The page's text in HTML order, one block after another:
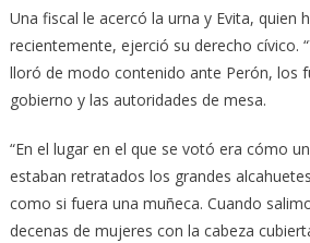
Una fiscal le acercó la urna y Evita, quien
recientemente, ejerció su derecho cívico.
lloró de modo contenido ante Perón, los
gobierno y las autoridades de mesa.
“En el lugar en el que se votó era cómo
estaban retratados los grandes
como si fuera una muñeca. Cuando
decenas de mujeres con la cabeza